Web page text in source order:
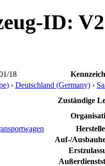
ID:
18
› Deutschland (Germany) ›
Zuständige
Auf-/